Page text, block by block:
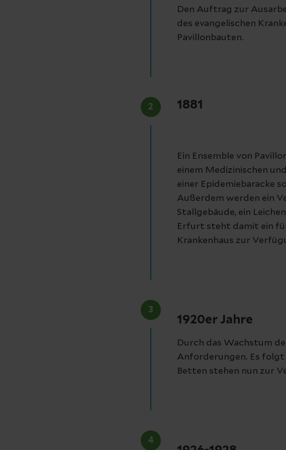
Den Auftrag zur
des evangelischen
Pavillonbauten.
2 1881
Ein Ensemble von
einem Medizinischen
einer Epidemiebaracke
Außerdem werden ein
Stallgebäude, ein
Erfurt steht damit ein
Krankenhaus zur
3
1920er Jahre
Durch das Wachstum
Anforderungen. Es
Betten stehen nun zur
4